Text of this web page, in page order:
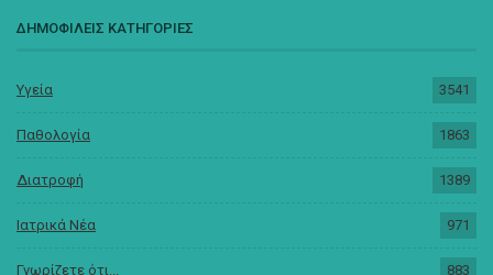
ΔΗΜΟΦΙΛΕΙΣ ΚΑΤΗΓΟΡΙΕΣ
Υγεία 3541
Παθολογία 1863
Διατροφή 1389
Ιατρικά Νέα 971
Γνωρίζετε ότι... 883